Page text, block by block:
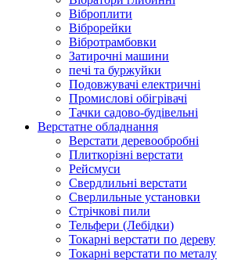
Віброплити
Віброрейки
Вібротрамбовки
Затирочні машини
печі та буржуйки
Подовжувачі електричні
Промислові обігрівачі
Тачки садово-будівельні
Верстатне обладнання
Верстати деревообробні
Плиткорізні верстати
Рейсмуси
Свердлильні верстати
Сверлильные установки
Стрічкові пили
Тельфери (Лебідки)
Токарні верстати по дереву
Токарні верстати по металу